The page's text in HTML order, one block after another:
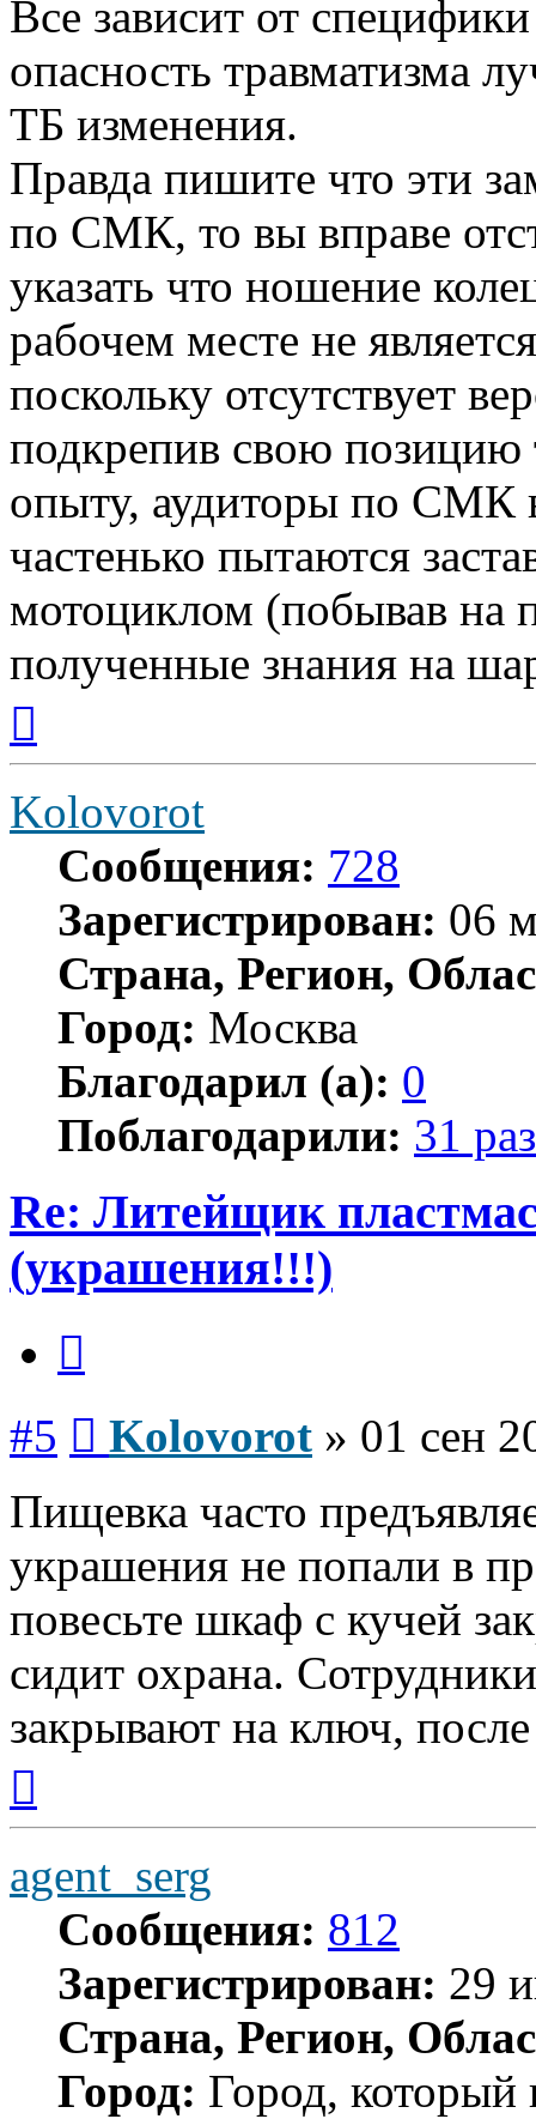
Все зависит от
опасность травматизма
ТБ изменения.
Правда пишите что эти
по СМК, то вы вправе
указать что ношение
рабочем месте не
поскольку отсутствует
подкрепив свою
опыту, аудиторы по СМК
частенько пытаются
мотоциклом (побывав на
полученные знания на
началу
Kolovorot
Сообщения: 728
Зарегистрирован: 06
Страна, Регион,
Город: Москва
Благодарил (а): 0
Поблагодарили: 31 раз
Re: Литейщик
(украшения!!!)
#5 Kolovorot » 01 сен
Пищевка часто
украшения не попали в
повесьте шкаф с кучей
сидит охрана.
закрывают на ключ,
началу
agent_serg
Сообщения: 812
Зарегистрирован: 29
Страна, Регион,
Город: Город, который